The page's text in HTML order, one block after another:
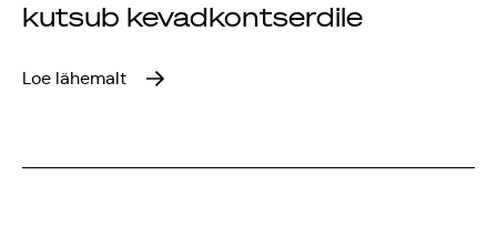
kutsub kevadkontserdile
Loe lähemalt